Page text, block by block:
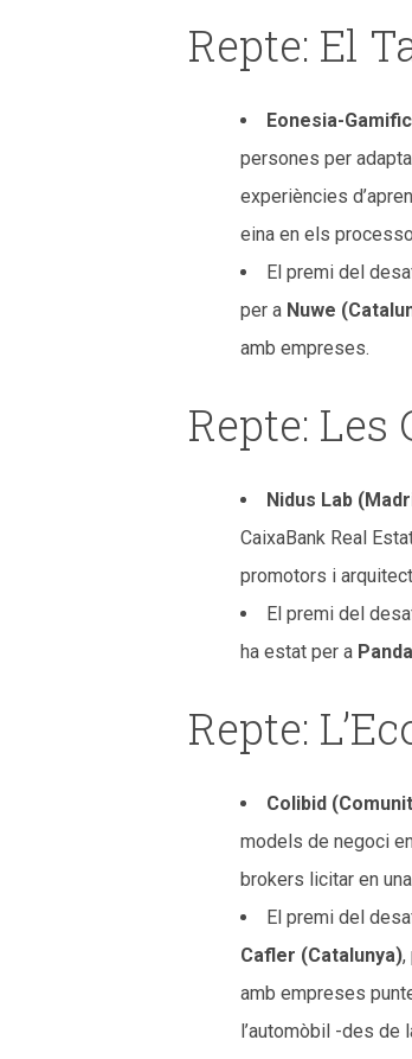
Repte: El
Eonesia-
persones per
experiències
eina en els
El premi del
per a Nuwe
amb empreses.
Repte: Les
Nidus Lab
CaixaBank Real
promotors i
El premi del
ha estat per a
Repte:
Colibid
models de negoci
brokers licitar en
El premi del
Cafler (Catalunya),
amb empreses
l’automòbil -des de